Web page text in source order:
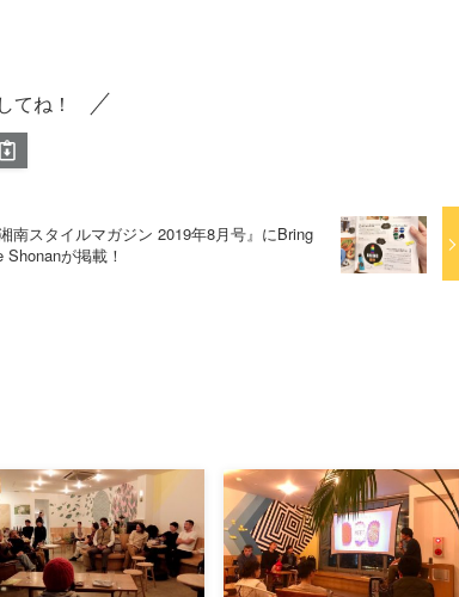
てね！
湘南スタイルマガジン 2019年8月号』にBring
Shonanが掲載！